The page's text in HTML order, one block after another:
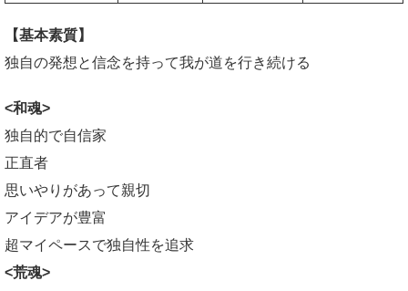
【基本素質】
独自の発想と信念を持って我が道を行き続ける
<和魂>
独自的で自信家
正直者
思いやりがあって親切
アイデアが豊富
超マイペースで独自性を追求
<荒魂>